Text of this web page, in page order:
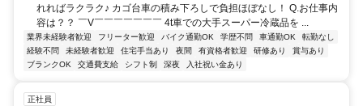
れればラクラク♪ カゴ台車の積み下ろしで負担ほぼなし！ Q.お仕事内
容は？？ ￣V￣￣￣￣￣￣￣ 4t車での大手スーパー冷蔵品を ...
業界未経験者歓迎 フリーター歓迎 バイク通勤OK 学歴不問 車通勤OK
転勤なし
経験不問
未経験者歓迎 住宅手当あり 夜間 有資格者歓迎 研修あり
賞与あり
ブランクOK
交通費支給 シフト制 深夜 入社祝い金あり
正社員